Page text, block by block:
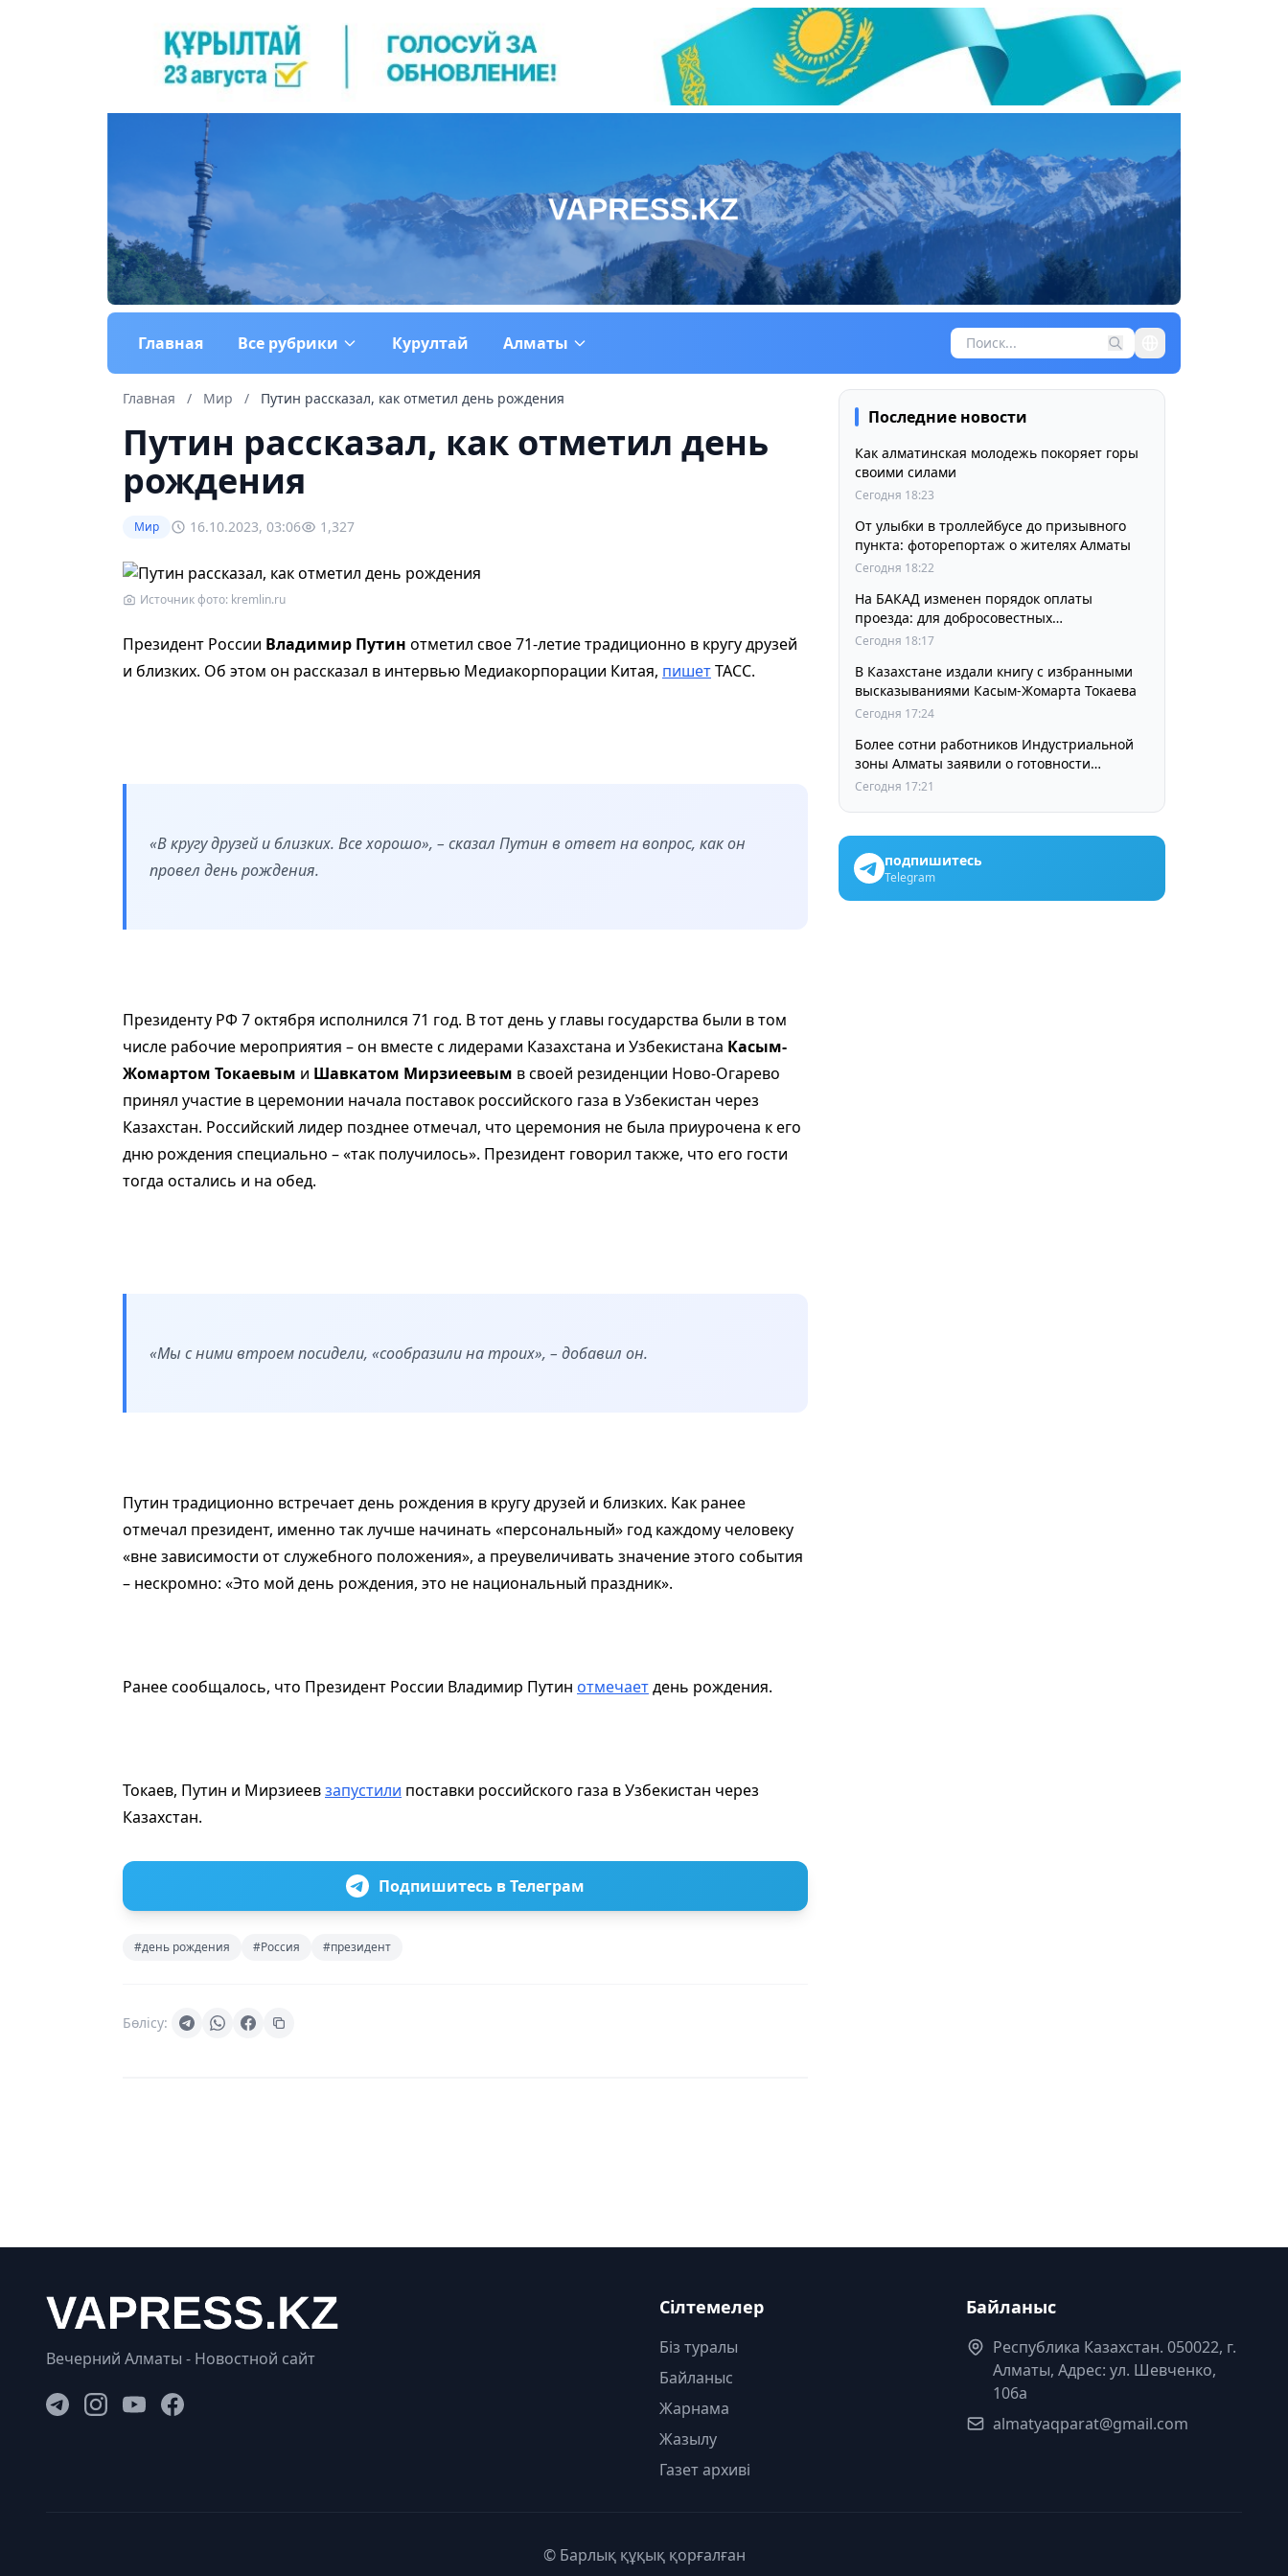
Главная Все рубрики Курултай Алматы
Главная / Мир / Путин рассказал, как отметил день рождения
Путин рассказал, как отметил день
рождения
Мир 16.10.2023, 03:06 1,327
Источник фото: kremlin.ru
Президент России Владимир Путин отметил свое 71-летие традиционно в кругу друзей
и близких. Об этом он рассказал в интервью Медиакорпорации Китая, пишетТАСС.
«В кругу друзей и близких. Все хорошо», – сказал Путин в ответ на вопрос, как он
провел день рождения.
Президенту РФ 7 октября исполнился 71 год. В тот день у главы государства были в том
числе рабочие мероприятия – он вместе с лидерами Казахстана и Узбекистана Касым-
Жомартом Токаевым и Шавкатом Мирзиеевым в своей резиденции Ново-Огарево
принял участие в церемонии начала поставок российского газа в Узбекистан через
Казахстан. Российский лидер позднее отмечал, что церемония не была приурочена к его
дню рождения специально – «так получилось». Президент говорил также, что его гости
тогда остались и на обед.
«Мы с ними втроем посидели, «сообразили на троих», – добавил он.
Путин традиционно встречает день рождения в кругу друзей и близких. Как ранее
отмечал президент, именно так лучше начинать «персональный» год каждому человеку
«вне зависимости от служебного положения», а преувеличивать значение этого события
– нескромно: «Это мой день рождения, это не национальный праздник».
Ранее сообщалось, что Президент России Владимир Путин отмечаетдень рождения.
Токаев, Путин и Мирзиеевзапустили поставки российского газа в Узбекистан через
Казахстан.
Подпишитесь в Телеграм
#день рождения #Россия #президент
Бөлісу:
Последние новости
Как алматинская молодежь покоряет горы
своими силами
Сегодня 18:23
От улыбки в троллейбусе до призывного
пункта: фоторепортаж о жителях Алматы
Сегодня 18:22
На БАКАД изменен порядок оплаты
проезда: для добросовестных
пользователей стоимость остается
Сегодня 18:17
В Казахстане издали книгу с избранными
высказываниями Касым-Жомарта Токаева
Сегодня 17:24
Более сотни работников Индустриальной
зоны Алматы заявили о готовности
принять участие в выборах членов
Сегодня 17:21
подпишитесь
Telegram
Вечерний Алматы - Новостной сайт
Сілтемелер
Біз туралы
Байланыс
Жарнама
Жазылу
Газет архиві
Байланыс
Республика Казахстан. 050022, г.
Алматы, Адрес: ул. Шевченко,
106а
almatyaqparat@gmail.com
© Барлық құқық қорғалған